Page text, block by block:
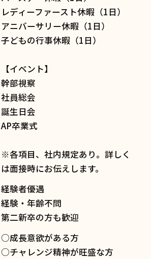
レディーファースト休暇（1日）
アニバーサリー休暇（1日）
子どもの行事休暇（1日）
【イベント】
幹部視察
社員総会
誕生日会
AP卒業式
※各項目、社内規定あり。詳しく
は面接時にお伝えします。
経験者優遇
経験・年齢不問
第二新卒の方も歓迎
○成長意欲がある方
○チャレンジ精神が旺盛な方